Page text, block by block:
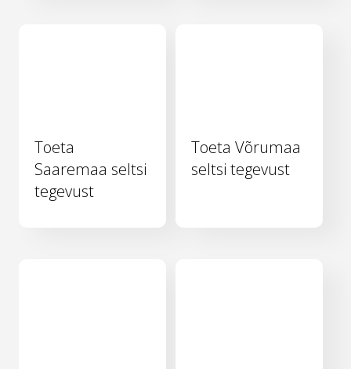
Toeta
Saaremaa seltsi
tegevust
Toeta Võrumaa
seltsi tegevust